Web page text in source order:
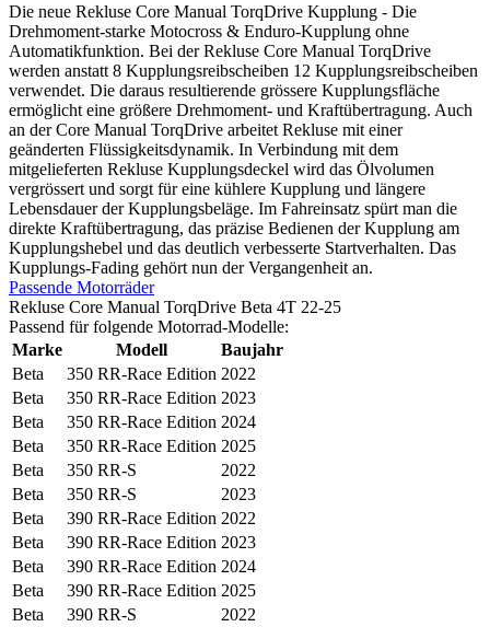
Die neue Rekluse Core Manual TorqDrive Kupplung - Die
Drehmoment-starke Motocross & Enduro-Kupplung ohne
Automatikfunktion. Bei der Rekluse Core Manual TorqDrive
werden anstatt 8 Kupplungsreibscheiben 12 Kupplungsreibscheiben
verwendet. Die daraus resultierende grössere Kupplungsfläche
ermöglicht eine größere Drehmoment- und Kraftübertragung. Auch
an der Core Manual TorqDrive arbeitet Rekluse mit einer
geänderten Flüssigkeitsdynamik. In Verbindung mit dem
mitgelieferten Rekluse Kupplungsdeckel wird das Ölvolumen
vergrössert und sorgt für eine kühlere Kupplung und längere
Lebensdauer der Kupplungsbeläge. Im Fahreinsatz spürt man die
direkte Kraftübertragung, das präzise Bedienen der Kupplung am
Kupplungshebel und das deutlich verbesserte Startverhalten. Das
Kupplungs-Fading gehört nun der Vergangenheit an.
Passende Motorräder
Rekluse Core Manual TorqDrive Beta 4T 22-25
Passend für folgende Motorrad-Modelle:
Marke
Modell
Baujahr
Beta
350 RR-Race Edition 2022
Beta
350 RR-Race Edition 2023
Beta
350 RR-Race Edition 2024
Beta
350 RR-Race Edition 2025
Beta
350 RR-S
2022
Beta
350 RR-S
2023
Beta
390 RR-Race Edition 2022
Beta
390 RR-Race Edition 2023
Beta
390 RR-Race Edition 2024
Beta
390 RR-Race Edition 2025
Beta
390 RR-S
2022